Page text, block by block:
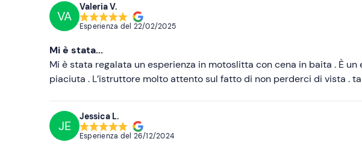
VA
Valeria V.
Esperienza del 22/02/2025
Mi è stata...
Mi è stata regalata un esperienza in motoslitta con cena in baita . È
piaciuta . L’istruttore molto attento sul fatto di non perderci di vista .
JE
Jessica L.
Esperienza del 26/12/2024